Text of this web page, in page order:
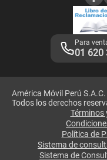
Términos y Condiciones
Libro de Reclamaciones
Legales de marketplace
Para
01 620
América Móvil Perú
Todos los derechos
Términos
Política de
Sistema de
Sistema de